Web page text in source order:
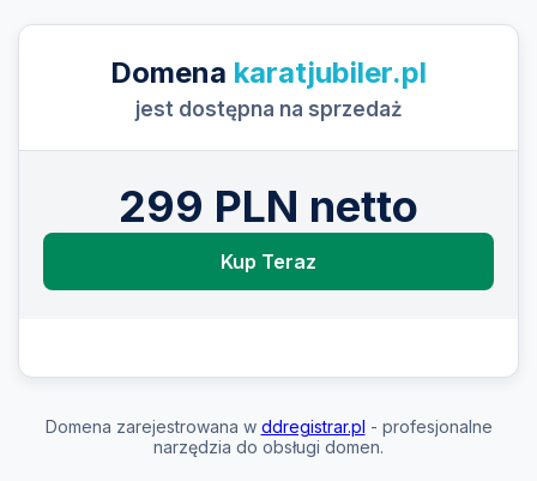
Domena karatjubiler.pl
jest dostępna na sprzedaż
299 PLN netto
Kup Teraz
Domena zarejestrowana w ddregistrar.pl - profesjonalne
narzędzia do obsługi domen.